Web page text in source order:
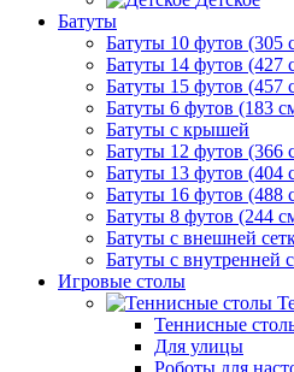
Батуты
Батуты 10 футов (305
Батуты 14 футов (427
Батуты 15 футов (457
Батуты 6 футов (183
Батуты с крышей
Батуты 12 футов (366
Батуты 13 футов (404
Батуты 16 футов (488
Батуты 8 футов (244
Батуты с внешней
Батуты с внутренней
Игровые столы
Теннисные
Для улицы
Роботы для